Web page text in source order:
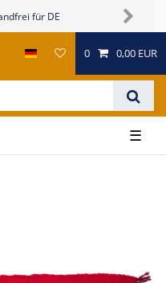
Sichere ZahlungsmöglichkeitenNext
0 0,00 EUR
☰